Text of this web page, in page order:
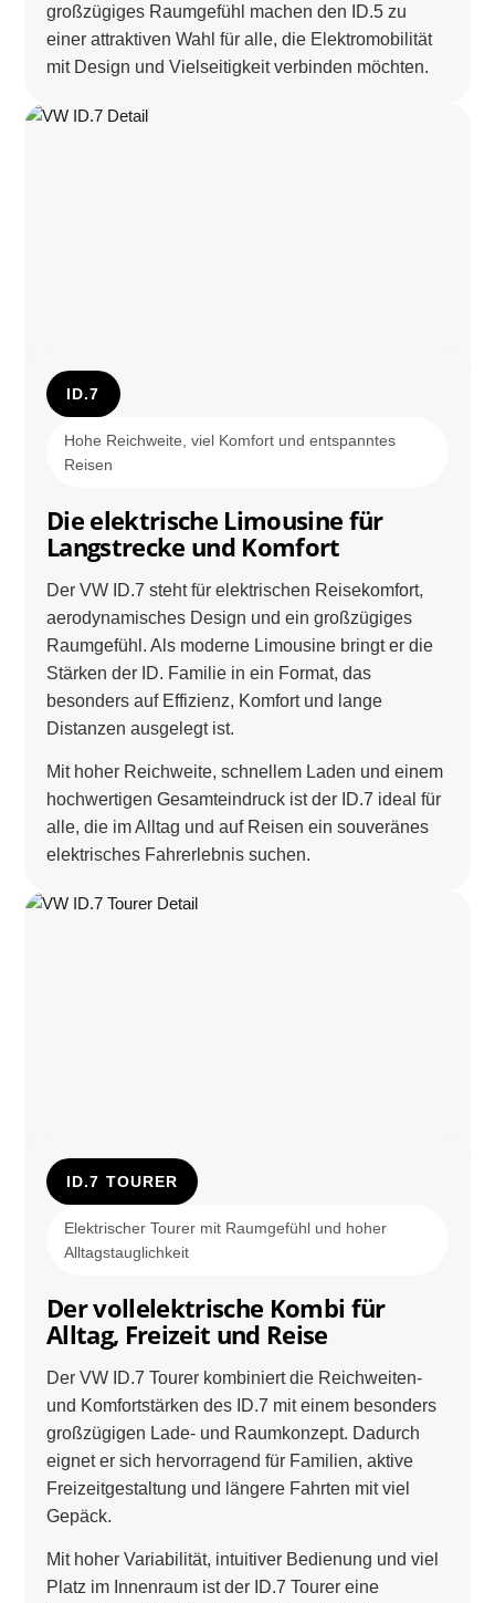
großzügiges Raumgefühl machen den ID.5 zu
einer attraktiven Wahl für alle, die Elektromobilität
mit Design und Vielseitigkeit verbinden möchten.
ID.7
Hohe Reichweite, viel Komfort und entspanntes
Reisen
Die elektrische Limousine für
Langstrecke und Komfort
Der VW ID.7 steht für elektrischen Reisekomfort,
aerodynamisches Design und ein großzügiges
Raumgefühl. Als moderne Limousine bringt er die
Stärken der ID. Familie in ein Format, das
besonders auf Effizienz, Komfort und lange
Distanzen ausgelegt ist.
Mit hoher Reichweite, schnellem Laden und einem
hochwertigen Gesamteindruck ist der ID.7 ideal für
alle, die im Alltag und auf Reisen ein souveränes
elektrisches Fahrerlebnis suchen.
ID.7 TOURER
Elektrischer Tourer mit Raumgefühl und hoher
Alltagstauglichkeit
Der vollelektrische Kombi für
Alltag, Freizeit und Reise
Der VW ID.7 Tourer kombiniert die Reichweiten-
und Komfortstärken des ID.7 mit einem besonders
großzügigen Lade- und Raumkonzept. Dadurch
eignet er sich hervorragend für Familien, aktive
Freizeitgestaltung und längere Fahrten mit viel
Gepäck.
Mit hoher Variabilität, intuitiver Bedienung und viel
Platz im Innenraum ist der ID.7 Tourer eine